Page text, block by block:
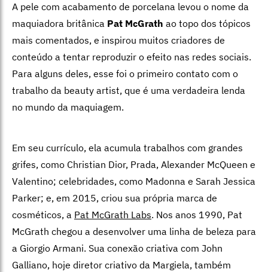
A pele com acabamento de porcelana levou o nome da
maquiadora britânica Pat McGrath ao topo dos tópicos
mais comentados, e inspirou muitos criadores de
conteúdo a tentar reproduzir o efeito nas redes sociais.
Para alguns deles, esse foi o primeiro contato com o
trabalho da beauty artist, que é uma verdadeira lenda
no mundo da maquiagem.
Em seu currículo, ela acumula trabalhos com grandes
grifes, como Christian Dior, Prada, Alexander McQueen e
Valentino; celebridades, como Madonna e Sarah Jessica
Parker; e, em 2015, criou sua própria marca de
cosméticos, a Pat McGrath Labs. Nos anos 1990, Pat
McGrath chegou a desenvolver uma linha de beleza para
a Giorgio Armani. Sua conexão criativa com John
Galliano, hoje diretor criativo da Margiela, também